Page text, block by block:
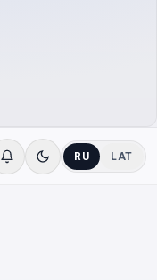
RU LAT